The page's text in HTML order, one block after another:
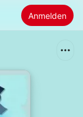
Anmelden